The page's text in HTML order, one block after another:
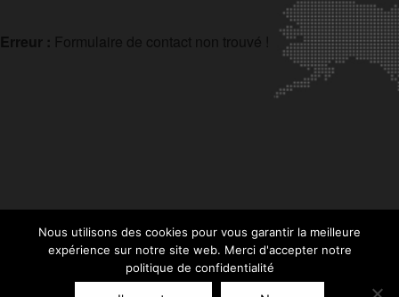
Erreur : Formulaire de contact non trouvé !
Nous utilisons des cookies pour vous garantir la meilleure
expérience sur notre site web. Merci d'accepter notre
politique de confidentialité